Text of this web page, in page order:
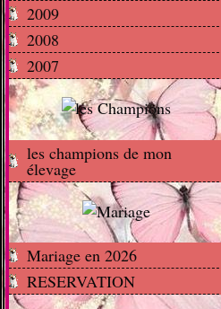
2009
2008
2007
les champions de mon
élevage
Mariage en 2026
RESERVATION